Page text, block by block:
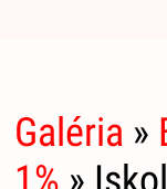
Galéria »